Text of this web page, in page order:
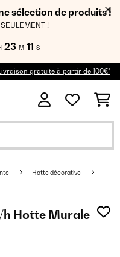
sélection de produits !
!
23 M 10 S
gratuite à partir de 100€*
Hotte décorative
Hotte Murale